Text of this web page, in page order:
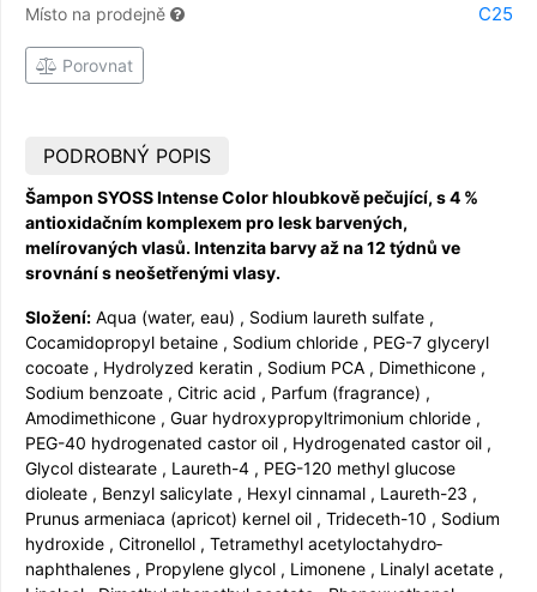
Místo na prodejně
C25
Porovnat
PODROBNÝ POPIS
Šampon SYOSS Intense Color hloubkově pečující, s 4 %
antioxidačním komplexem pro lesk barvených,
melírovaných vlasů. Intenzita barvy až na 12 týdnů ve
srovnání s neošetřenými vla­sy.
Složení: Aqua (water, eau) , Sodium laureth sulfate ,
Cocamidopropyl betaine , Sodium chloride , PEG-7 glyceryl
cocoate , Hydrolyzed keratin , Sodium PCA , Dimethicone ,
Sodium benzoate , Citric acid , Parfum (fragrance) ,
Amodimethicone , Guar hydroxypropyl­trimonium chloride ,
PEG-40 hydrogenated castor oil , Hydrogenated castor oil ,
Glycol distearate , Laureth-4 , PEG-120 methyl glucose
dioleate , Benzyl salicylate , Hexyl cinnamal , Laureth-23 ,
Prunus armeniaca (apricot) kernel oil , Trideceth-10 , Sodium
hydroxide , Citronellol , Tetramethyl acetyloctahydro­
naphthalenes , Propylene glycol , Limonene , Linalyl acetate ,